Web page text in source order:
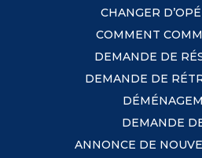
CHANGER
COMMENT
DEMANDE DE
DEMANDE DE
DEMANDE
ANNONCE DE